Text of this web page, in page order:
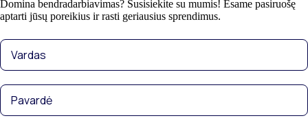
Domina bendradarbiavimas? Susisiekite su mumis! Esame pasiruošę
aptarti jūsų poreikius ir rasti geriausius sprendimus.